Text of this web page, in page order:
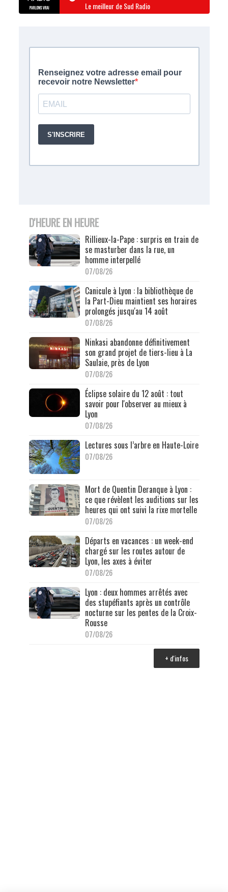
Le meilleur de Sud Radio
D'HEURE EN HEURE
Rillieux-la-Pape : surpris en train de
se masturber dans la rue, un
homme interpellé
07/08/26
Canicule à Lyon : la bibliothèque de
la Part-Dieu maintient ses horaires
prolongés jusqu'au 14 août
07/08/26
Ninkasi abandonne définitivement
son grand projet de tiers-lieu à La
Saulaie, près de Lyon
07/08/26
Éclipse solaire du 12 août : tout
savoir pour l'observer au mieux à
Lyon
07/08/26
Lectures sous l’arbre en Haute-Loire
07/08/26
Mort de Quentin Deranque à Lyon :
ce que révèlent les auditions sur les
heures qui ont suivi la rixe mortelle
07/08/26
Départs en vacances : un week-end
chargé sur les routes autour de
Lyon, les axes à éviter
07/08/26
Lyon : deux hommes arrêtés avec
des stupéfiants après un contrôle
nocturne sur les pentes de la Croix-
Rousse
07/08/26
+ d'infos